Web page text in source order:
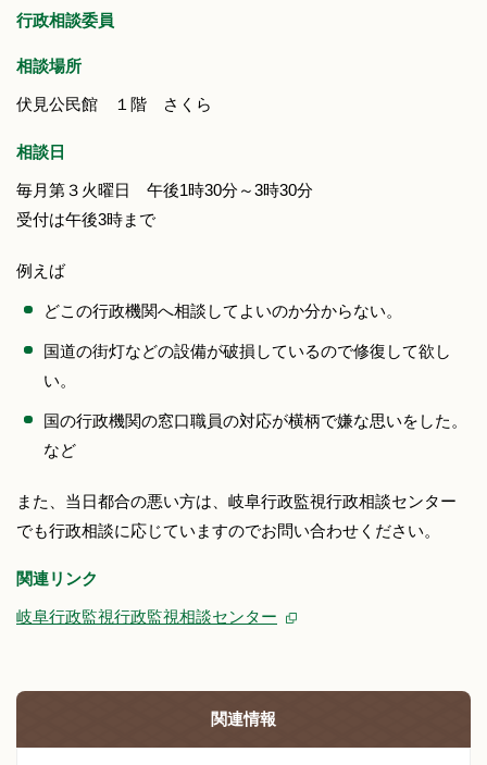
行政相談委員
相談場所
伏見公民館 １階 さくら
相談日
毎月第３火曜日 午後1時30分～3時30分
受付は午後3時まで
例えば
どこの行政機関へ相談してよいのか分からない。
国道の街灯などの設備が破損しているので修復して欲し
い。
国の行政機関の窓口職員の対応が横柄で嫌な思いをした。
など
また、当日都合の悪い方は、岐阜行政監視行政相談センター
でも行政相談に応じていますのでお問い合わせください。
関連リンク
岐阜行政監視行政監視相談センター
関連情報